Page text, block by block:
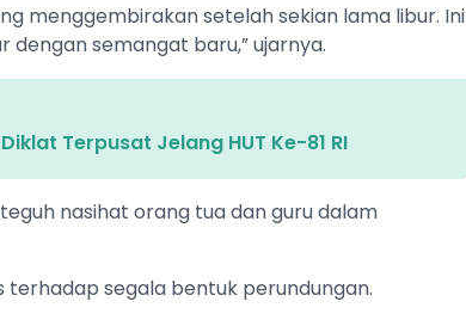
menggembirakan setelah sekian lama libur. Ini
dengan semangat baru,” ujarnya.
Terpusat Jelang HUT Ke-81 RI
nasihat orang tua dan guru dalam
terhadap segala bentuk perundungan.